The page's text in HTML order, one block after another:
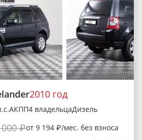
2010 год
АКПП4 владельцаДизель
₽от 9 194 ₽/мес. без взноса